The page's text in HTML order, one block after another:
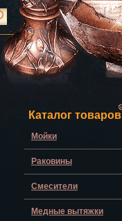
Каталог товаров
Мойки
Раковины
Смесители
Медные вытяжки